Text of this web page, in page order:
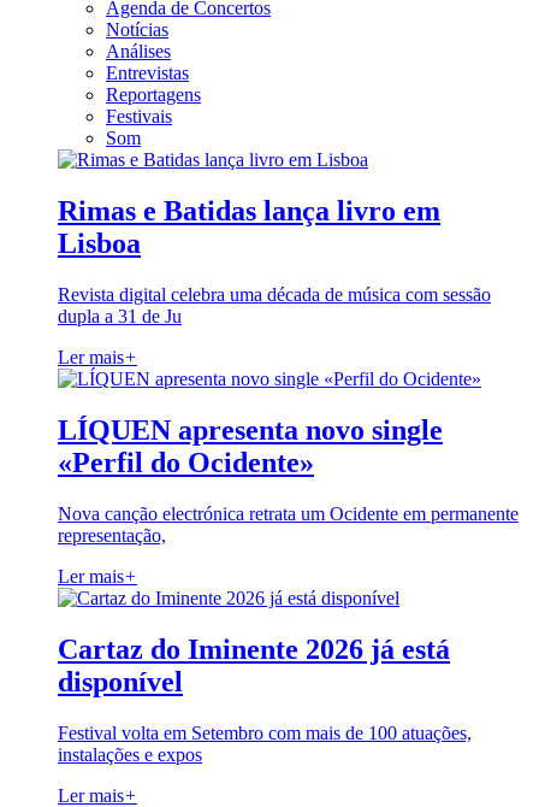
Agenda de Concertos
Notícias
Análises
Entrevistas
Reportagens
Festivais
Som
Rimas e Batidas lança livro em
Lisboa
Revista digital celebra uma década de música com sessão
dupla a 31 de Ju
Ler mais+
LÍQUEN apresenta novo single
«Perfil do Ocidente»
Nova canção electrónica retrata um Ocidente em permanente
representação,
Ler mais+
Cartaz do Iminente 2026 já está
disponível
Festival volta em Setembro com mais de 100 atuações,
instalações e expos
Ler mais+